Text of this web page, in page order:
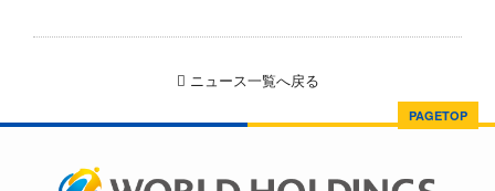
ニュース一覧へ戻る
PAGETOP